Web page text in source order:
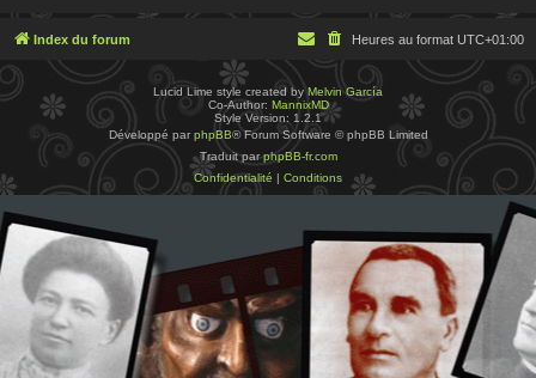
Index du forum Heures au format UTC+01:00
Lucid Lime style created byMelvin García
Co-Author: MannixMD
Style Version: 1.2.1
Développé par phpBB® Forum Software © phpBB Limited
Traduit parphpBB-fr.com
Confidentialité | Conditions